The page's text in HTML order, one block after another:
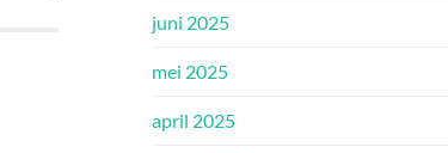
juni 2025
mei 2025
april 2025